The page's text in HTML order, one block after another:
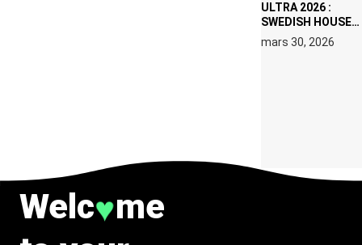
ULTRA 2026 :
SWEDISH HOUSE
MAFIA RETROUVE
ERIC PRYDZ DANS
mars 30, 2026
Welc♥me